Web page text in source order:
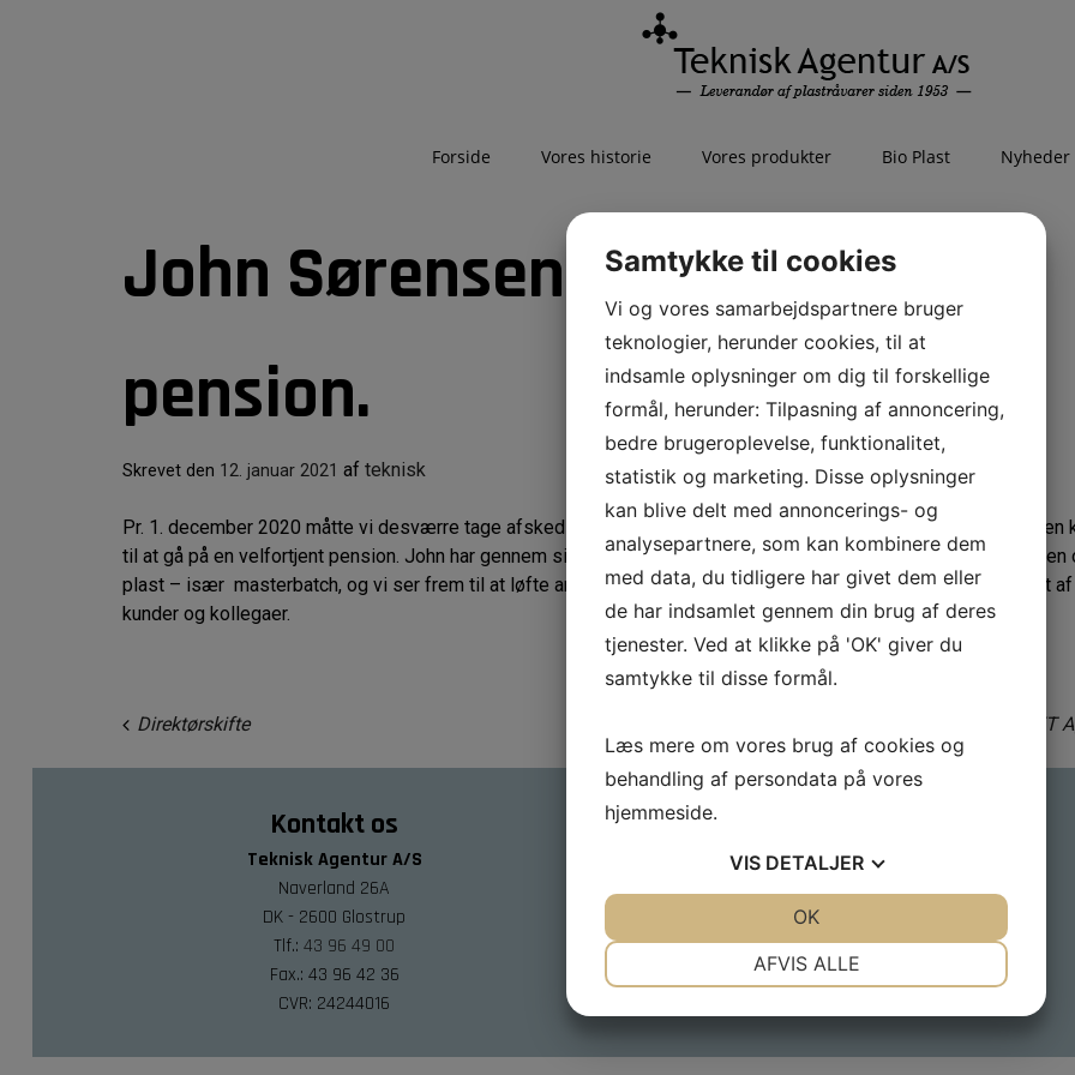
Forside Vores historie Vores produkter Bio Plast Nyheder
John Sørensen er gået på
pension.
Skrevet den 12. januar 2021 af teknisk
Pr. 1. december 2020 måtte vi desværre tage afsked med ‘Mr. Masterbatch’ – John Sørensen. For John var tiden
til at gå på en velfortjent pension. John har gennem sine år hos Teknisk Agentur A/S bidraget med sin store viden
plast – især masterbatch, og vi ser frem til at løfte arven fra John. Der er ingen tvivl om at John vil blive savnet af
kunder og kollegaer.
Indlægsnavigation
Direktørskifte NYT
Kontakt os
Teknisk Agentur A/S
Naverland 26A
DK - 2600 Glostrup
Tlf.:43 96 49 00
Fax.: 43 96 42 36
CVR: 24244016
• Forside
• Vores historie
• Vores produkter
• Nyheder
• Kontakt
Samtykke til cookies
Vi og vores samarbejdspartnere bruger
teknologier, herunder cookies, til at
indsamle oplysninger om dig til forskellige
formål, herunder: Tilpasning af annoncering,
bedre brugeroplevelse, funktionalitet,
statistik og marketing. Disse oplysninger
kan blive delt med annoncerings- og
analysepartnere, som kan kombinere dem
med data, du tidligere har givet dem eller
de har indsamlet gennem din brug af deres
tjenester. Ved at klikke på 'OK' giver du
samtykke til disse formål.
Læs mere om vores brug af cookies og
behandling af persondata på vores
hjemmeside.
VIS DETALJER
AFVIS ALLE
OK